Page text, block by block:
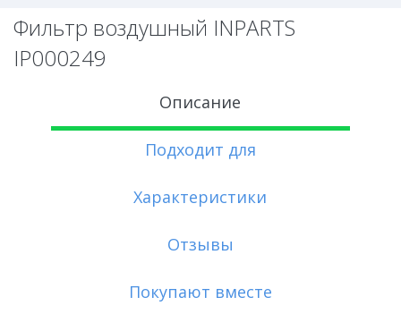
Фильтр воздушный INPARTS
IP000249
Описание
Подходит для
Характеристики
Отзывы
Покупают вместе